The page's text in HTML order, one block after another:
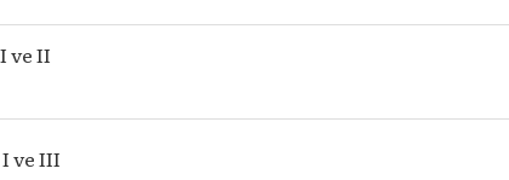
I ve II
I ve III